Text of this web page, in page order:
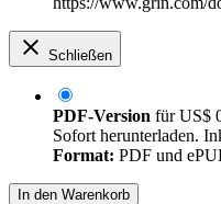
Schließen
PDF-Version fürUS$
Sofort herunterladen.
Format: PDF und
In den Warenkorb